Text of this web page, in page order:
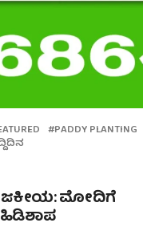
PADDY PLANTING
ಮೋದಿಗೆ